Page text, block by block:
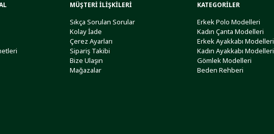
MÜŞTERİ İLİŞKİLERİ
Sıkça Sorulan Sorular
Kolay İade
Çerez Ayarları
Sipariş Takibi
Bize Ulaşın
Mağazalar
KATEGORİLER
Erkek Polo Modelleri
Kadın Çanta Modelleri
Erkek Ayakkabı Modelleri
Kadın Ayakkabı Modelleri
Gömlek Modelleri
Beden Rehberi